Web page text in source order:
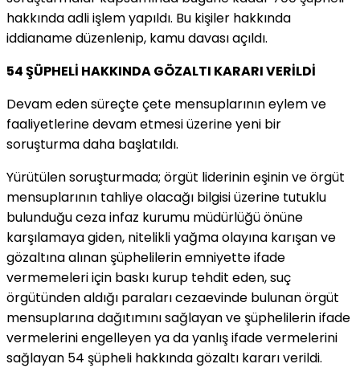
hakkında adli işlem yapıldı. Bu kişiler hakkında
iddianame düzenlenip, kamu davası açıldı.
54 ŞÜPHELİ HAKKINDA GÖZALTI KARARI VERİLDİ
Devam eden süreçte çete mensuplarının eylem ve
faaliyetlerine devam etmesi üzerine yeni bir
soruşturma daha başlatıldı.
Yürütülen soruşturmada; örgüt liderinin eşinin ve örgüt
mensuplarının tahliye olacağı bilgisi üzerine tutuklu
bulunduğu ceza infaz kurumu müdürlüğü önüne
karşılamaya giden, nitelikli yağma olayına karışan ve
gözaltına alınan şüphelilerin emniyette ifade
vermemeleri için baskı kurup tehdit eden, suç
örgütünden aldığı paraları cezaevinde bulunan örgüt
mensuplarına dağıtımını sağlayan ve şüphelilerin ifade
vermelerini engelleyen ya da yanlış ifade vermelerini
sağlayan 54 şüpheli hakkında gözaltı kararı verildi.